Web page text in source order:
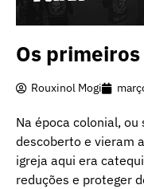
Os
Rouxinol Mogi
Na época colonial,
descoberto e vieram
igreja aqui era
reduções e proteger